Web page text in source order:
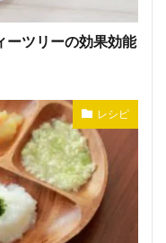
ーツリーの効果効能
レシピ